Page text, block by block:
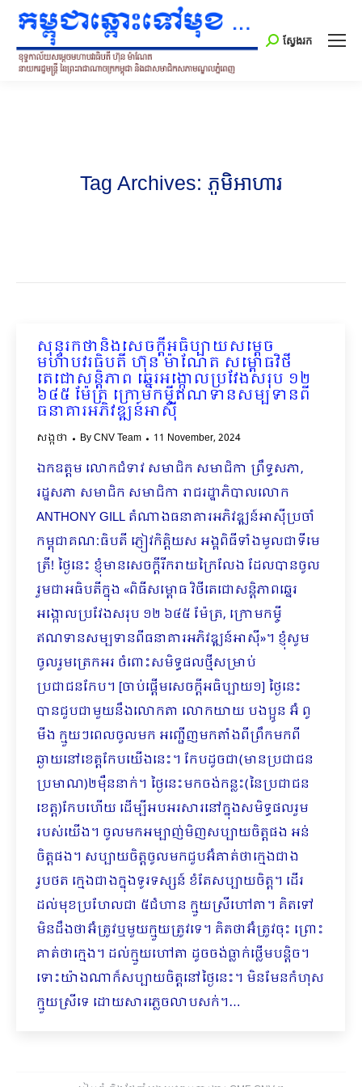
Search:
ស្វែងរក
Tag Archives: ភូមិអាហារ
សុន្ទរកថានិងសេចក្ដីអធិប្បាយសម្ដេច
មហាបវរធិបតី ហ៊ុន ម៉ាណែត សម្ពោធវិថី
តេជោសន្តិភាព ឆ្នេរអង្កោលប្រវែងសរុប ១២
៦៤៥ ម៉ែត្រ ក្រោមកម្ចីឥណទានសម្បទានពី
ធនាគារអភិវឌ្ឍន៍អាស៊ី
សង្កថា ByCNV Team 11 November, 2024
ឯកឧត្តម លោកជំទាវ សមាជិក សមាជិកា ព្រឹទ្ធសភា,
រដ្ឋសភា សមាជិក សមាជិកា រាជរដ្ឋាភិបាលលោក
ANTHONY GILL តំណាងធនាគារអភិវឌ្ឍន៍អាស៊ីប្រចាំ
កម្ពុជាគណៈធិបតី ភ្ញៀវកិត្តិយស អង្គពិធីទាំងមូលជាទីមេ
ត្រី! ថ្ងៃនេះ ខ្ញុំមានសេចក្ដីរីករាយក្រៃលែង ដែលបានចូល
រួមជាអធិបតីក្នុង «ពិធីសម្ពោធ វិថីតេជោសន្តិភាពឆ្នេរ
អង្កោលប្រវែងសរុប ១២ ៦៤៥ ម៉ែត្រ, ក្រោមកម្ចី
ឥណទានសម្បទាន​ពីធនាគារអភិវឌ្ឍន៍អាស៊ី»។ ខ្ញុំសូម
ចូលរួមត្រេកអរ ចំពោះសមិទ្ធផលថ្មីសម្រាប់
ប្រជាជនកែប។ [ចាប់ផ្ដើមសេចក្ដីអធិប្បាយ១] ថ្ងៃនេះ
បានជួបជាមួយនឹងលោកតា លោកយាយ បងប្អូន អ៊ំ ពូ
មីង ក្មួយៗពេលចូលមក អញ្ជើញមកតាំងពីព្រឹកមកពី
ឆ្ងាយនៅខេត្តកែបយើងនេះ។ កែបដូចជា(មានប្រជាជន
ប្រមាណ)២ម៉ឺននាក់។ ថ្ងៃនេះមកចង់កន្លះ(នៃប្រជាជន
ខេត្ត)កែបហើយ ដើម្បីអបអរសារនៅក្នុងសមិទ្ធផលរួម
របស់យើង។ ចូលមកអម្បាញ់មិញសប្បាយចិត្តផង អន់
ចិត្តផង។ សប្បាយចិត្តចូលមកជួបអ៊ំគាត់ថាក្មេងជាង
រូបថត ក្មេងជាងក្នុងទូរទស្សន៍ ខំតែសប្បាយចិត្ត។ ដើរ
ដល់មុខប្រហែលជា ៥ជំហាន ក្មួយស្រីហៅតា។ គិតទៅ
មិនដឹងថាអ៊ំត្រូវឬមួយក្មួយត្រូវទេ។ គិតថាអ៊ំត្រូវចុះ ព្រោះ
គាត់ថាក្មេង។ ដល់ក្មួយហៅតា ដូចចង់ធ្លាក់ថ្លើមបន្តិច។
ទោះយ៉ាងណាក៏សប្បាយចិត្តនៅថ្ងៃនេះ។ មិនមែនកំហុស
ក្មួយស្រីទេ ដោយសារភ្លេច​​លាបសក់។…